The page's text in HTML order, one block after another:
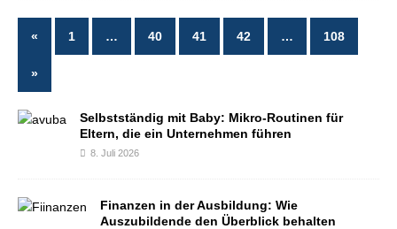
« 1 … 40 41 42 … 108
»
Selbstständig mit Baby: Mikro-Routinen für
Eltern, die ein Unternehmen führen
8. Juli 2026
Finanzen in der Ausbildung: Wie
Auszubildende den Überblick behalten